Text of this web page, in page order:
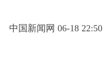
中国新闻网 06-18 22:50